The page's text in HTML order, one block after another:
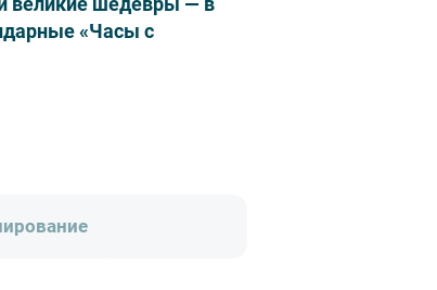
«Часы с